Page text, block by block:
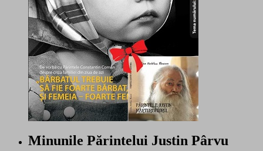
Minunile Părintelui Justin Pârvu